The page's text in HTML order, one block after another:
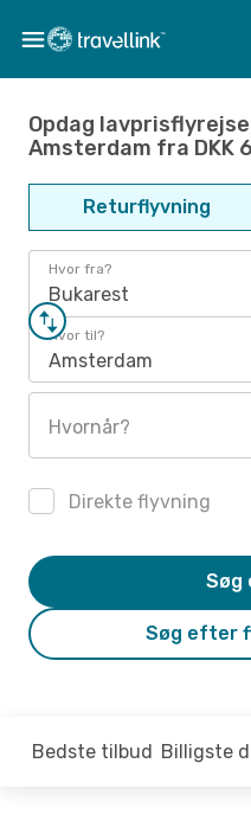
Opdag
Amsterdam fra DKK
Returflyvning
Hvor fra?
Bukarest
Hvor til?
Amsterdam
Hvornår?
Direkte flyvning
Søg efter
Søg
Bedste tilbud Billigste